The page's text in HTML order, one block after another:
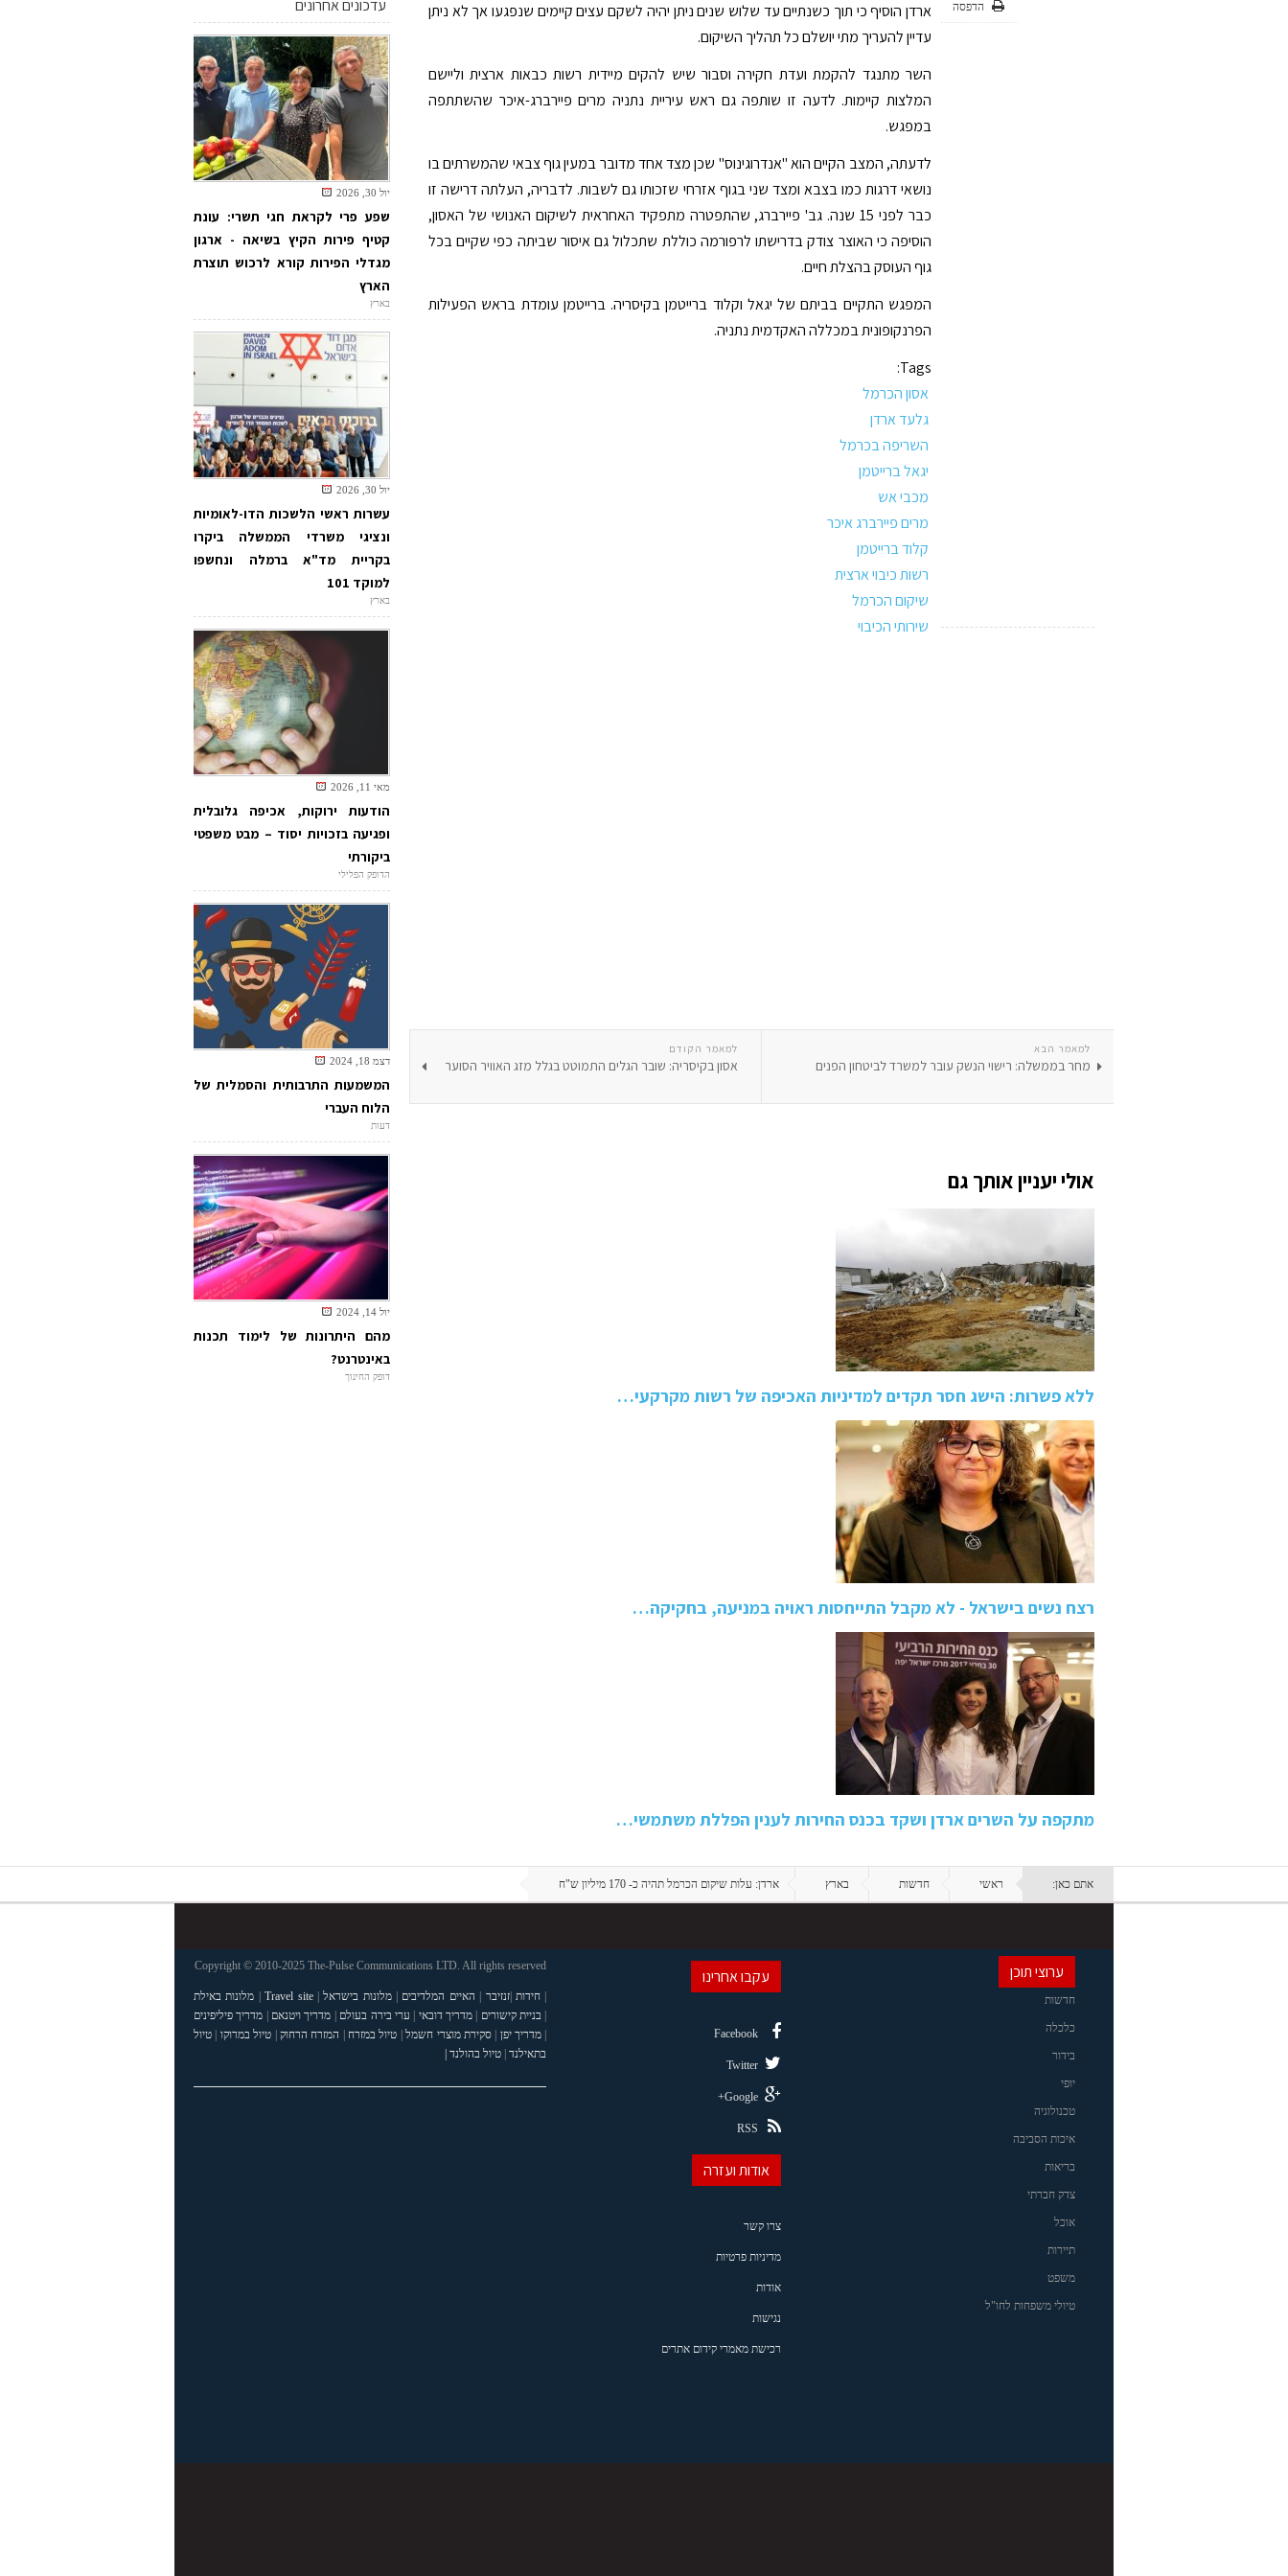
הדפסה
ארדן הוסיף כי תוך כשנתיים עד שלוש שנים ניתן יהיה לשקם עצים קיימים שנפגעו אך לא ניתן
עדיין להעריך מתי יושלם כל תהליך השיקום.
השר מתנגד להקמת ועדת חקירה וסבור שיש להקים מיידית רשות כבאות ארצית וליישם
המלצות קיימות. לדעה זו שותפה גם ראש עיריית נתניה מרים פיירברג-איכר שהשתתפה
במפגש.
לדעתה, המצב הקיים הוא "אנדרוגינוס" שכן מצד אחד מדובר במעין גוף צבאי שהמשרתים בו
נושאי דרגות כמו בצבא ומצד שני בגוף אזרחי שזכותו גם לשבות. לדבריה, העלתה דרישה זו
כבר לפני 15 שנה. גב' פיירברג, שהתפטרה מתפקיד האחראית לשיקום האנושי של האסון,
הוסיפה כי האוצר צודק בדרישתו לרפורמה כוללת שתכלול גם איסור שביתה כפי שקיים בכל
גוף העוסק בהצלת חיים.
המפגש התקיים בביתם של יגאל וקלוד ברייטמן בקיסריה. ברייטמן עומדת בראש הפעילות
הפרנקופונית במכללה האקדמית נתניה.
Tags:
אסון הכרמל
גלעד ארדן
השריפה בכרמל
יגאל ברייטמן
מכבי אש
מרים פיירברג איכר
קלוד ברייטמן
רשות כיבוי ארצית
שיקום הכרמל
שירותי הכיבוי
למאמר הקודם
אסון בקיסריה: שובר הגלים התמוטט בגלל מזג האוויר הסוער
למאמר הבא
מחר בממשלה: רישוי הנשק עובר למשרד לביטחון הפנים
אולי יעניין אותך גם
ללא פשרות: הישג חסר תקדים למדיניות האכיפה של רשות מקרקעי…
רצח נשים בישראל - לא מקבל התייחסות ראויה במניעה, בחקיקה…
מתקפה על השרים ארדן ושקד בכנס החירות לענין הפללת משתמשי…
עדכונים אחרונים
יול 30, 2026
שפע פרי לקראת חגי תשרי: עונת
קטיף פירות הקיץ בשיאה - ארגון
מגדלי הפירות קורא לרכוש תוצרת
הארץ
בארץ
יול 30, 2026
עשרות ראשי הלשכות הדו-לאומיות
ונציגי משרדי הממשלה ביקרו
בקריית מד"א ברמלה ונחשפו
למוקד 101
בארץ
מאי 11, 2026
הודעות ירוקות, אכיפה גלובלית
ופגיעה בזכויות יסוד – מבט משפטי
ביקורתי
הדופק הפלילי
דצמ 18, 2024
המשמעות התרבותית והסמלית של
הלוח העברי
דעות
יול 14, 2024
מהם היתרונות של לימוד תכנות
באינטרנט?
דופק החינוך
אתם כאן: ראשי חדשות בארץ ארדן: עלות שיקום הכרמל תהיה כ- 170 מיליון ש"ח
ערוצי תוכן
חדשות
כלכלה
בידור
יופי
טכנולוגיה
איכות הסביבה
בריאות
צדק חברתי
אוכל
תיירות
משפט
טיולי משפחות לחו"ל
עקבו אחרינו
Facebook
Twitter
Google+
RSS
אודות ועזרה
צרו קשר
מדיניות פרטיות
אודות
נגישות
רכישת מאמרי קידום אתרים
Copyright © 2010-2025 The-Pulse Communications LTD. All rights reserved
| חידות |זנזיבר | האיים המלדיבים |מלונות בישראל|
Travel site
| מלונות באילת
| בניית קישורים |מדריך דובאי | ערי בירה בעולם | מדריך ויטנאם | מדריך פיליפינים
| מדריך יפן |סקירת מוצרי חשמל| טיול במזרח | המזרח הרחוק | טיול במרוקו | טיול
בתאילנד| טיול בהולנד |